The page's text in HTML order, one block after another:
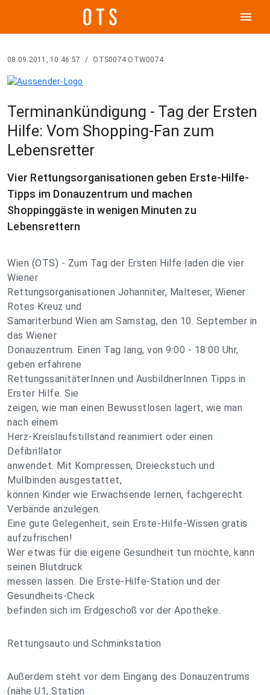
menu
08.09.2011, 10:46:57 / OTS0074 OTW0074
Terminankündigung - Tag der Ersten
Hilfe: Vom Shopping-Fan zum
Lebensretter
Vier Rettungsorganisationen geben Erste-Hilfe-
Tipps im Donauzentrum und machen
Shoppinggäste in wenigen Minuten zu
Lebensrettern
Wien (OTS) - Zum Tag der Ersten Hilfe laden die vier
Wiener
Rettungsorganisationen Johanniter, Malteser, Wiener
Rotes Kreuz und
Samariterbund Wien am Samstag, den 10. September in
das Wiener
Donauzentrum. Einen Tag lang, von 9:00 - 18:00 Uhr,
geben erfahrene
RettungssanitäterInnen und AusbildnerInnen Tipps in
Erster Hilfe. Sie
zeigen, wie man einen Bewusstlosen lagert, wie man
nach einem
Herz-Kreislaufstillstand reanimiert oder einen
Defibrillator
anwendet. Mit Kompressen, Dreieckstuch und
Mullbinden ausgestattet,
können Kinder wie Erwachsende lernen, fachgerecht
Verbände anzulegen.
Eine gute Gelegenheit, sein Erste-Hilfe-Wissen gratis
aufzufrischen!
Wer etwas für die eigene Gesundheit tun möchte, kann
seinen Blutdruck
messen lassen. Die Erste-Hilfe-Station und der
Gesundheits-Check
befinden sich im Erdgeschoß vor der Apotheke.
Rettungsauto und Schminkstation
Außerdem steht vor dem Eingang des Donauzentrums
(nähe U1, Station